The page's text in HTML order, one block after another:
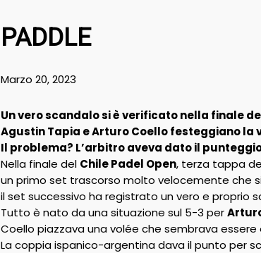
PADDLE
Marzo 20, 2023
Un vero scandalo si è verificato nella finale
Agustin Tapia e Arturo Coello festeggiano la
Il problema? L’arbitro aveva dato il
Nella finale del Chile Padel Open, terza tappa
un primo set trascorso molto velocemente che
il set successivo ha registrato un vero e proprio
Tutto è nato da una situazione sul 5-3 per
Coello piazzava una volée che sembrava
La coppia ispanico-argentina dava il punto per